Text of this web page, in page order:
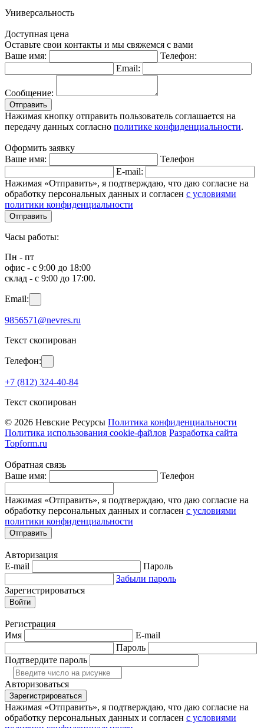
Универсальность
Доступная цена
Оставьте свои контакты и мы свяжемся с вами
Ваше имя:
Телефон:
Email:
Сообщение:
Отправить
Нажимая кнопку отправить пользователь соглашается на
передачу данных согласно политике конфиденциальности.
Оформить заявку
Ваше имя:
Телефон
E-mail:
Нажимая «Отправить», я подтверждаю, что даю согласие на
обработку персональных данных и согласен с условиями
политики конфиденциальности
Отправить
Часы работы:
Пн - пт
офис - с 9:00 до 18:00
склад - с 9:00 до 17:00.
Email:
9856571@nevres.ru
Текст скопирован
Телефон:
+7 (812) 324-40-84
Текст скопирован
© 2026 Невские Ресурсы Политика конфиденциальности
Политика использования cookie-файлов Разработка сайта
Topform.ru
Обратная связь
Ваше имя:
Телефон
Нажимая «Отправить», я подтверждаю, что даю согласие на
обработку персональных данных и согласен с условиями
политики конфиденциальности
Отправить
Авторизация
E-mail
Пароль
Забыли пароль
Зарегистрироваться
Войти
Регистрация
Имя
E-mail
Пароль
Подтвердите пароль
Авторизоваться
Зарегистрироваться
Нажимая «Отправить», я подтверждаю, что даю согласие на
обработку персональных данных и согласен с условиями